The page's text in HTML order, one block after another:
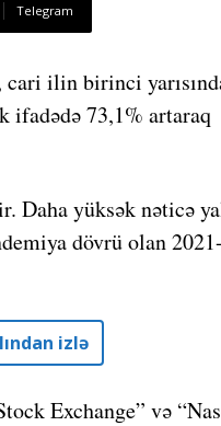
Telegram
ilin birinci
ifadədə 73,1% artaraq
Daha yüksək nəticə
dövrü olan
izlə
Exchange” və “